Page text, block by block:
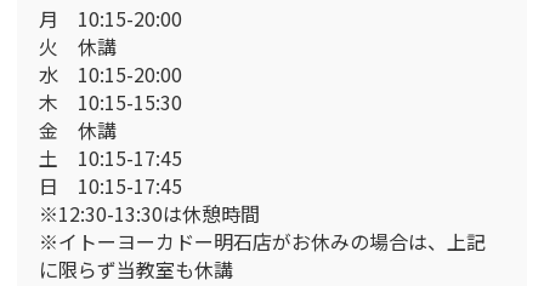
月 10:15-20:00
火 休講
水 10:15-20:00
木 10:15-15:30
金 休講
土 10:15-17:45
日 10:15-17:45
※12:30-13:30は休憩時間
※イトーヨーカドー明石店がお休みの場合は、上記
に限らず当教室も休講